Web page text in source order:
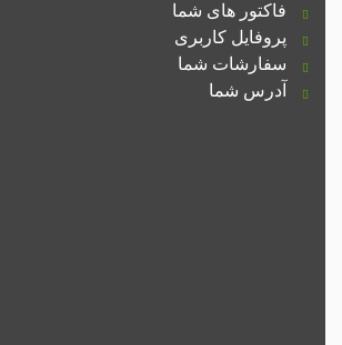
فاکتور های شما
پروفایل کاربری
سفارشات شما
آدرس شما